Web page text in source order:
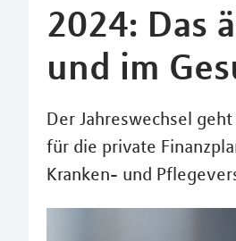
2024: Das
und im
Der Jahreswechsel
für die private
Kranken- und